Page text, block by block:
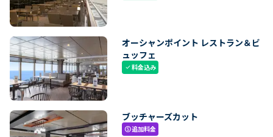
オーシャンポイント レストラン＆ビ
ュッフェ
check料金込み
ブッチャーズカット
paid追加料金